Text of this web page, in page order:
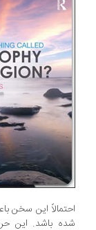
این سخن باعث
باشد. این حرف نه